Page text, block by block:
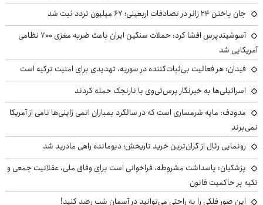
جان باختن ۲۴ زائر در تصادفات اربعینی؛ ۶۷ میلیون تردد ثبت شد
آسوشیتدپرس افشا کرد: حملات سنگین ایران باعث ضربه مغزی ۷۰۰ نظامی
آمریکایی شد
فیدان: هر فعالیت بی‌ثبات‌کننده در سوریه، تهدیدی برای امنیت ترکیه است
اسرائیلی‌ها به خبرنگار پرس‌تی‌وی با نارنجک حمله کردند
مدودف: مایه شرمساری است که در سالگرد بمباران اتمی ژاپنی‌ها نامی از آمریکا
نمی‌برند
رونمایی رئال از گران‌ترین خرید تاریخش؛ دیومانده راهی مادرید شد
پزشکیان: پاسداشت مشروطه، فراخوانی است برای وفاق ملی، عقلانیت جمعی و
تکیه بر حاکمیت قانون
این صور فلکی را به راحتی می‌توانید در آسمان شب رصد کنید!